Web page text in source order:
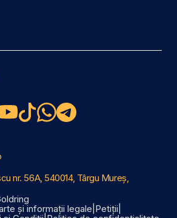
nr. 56A, 540014, Târgu Mureș,
și informații legale Petiții